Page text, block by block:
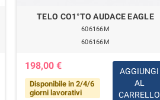
TELO CO1°TO AUDACE EAGLE
606166M
606166M
198,00 €
Disponibile in 2/4/6
giorni lavorativi
AGGIUNGI
AL
CARRELLO